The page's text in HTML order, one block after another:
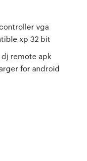
vga
xp 32 bit
remote apk
for android